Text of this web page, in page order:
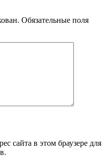
Обязательные поля
сайта в этом браузере для